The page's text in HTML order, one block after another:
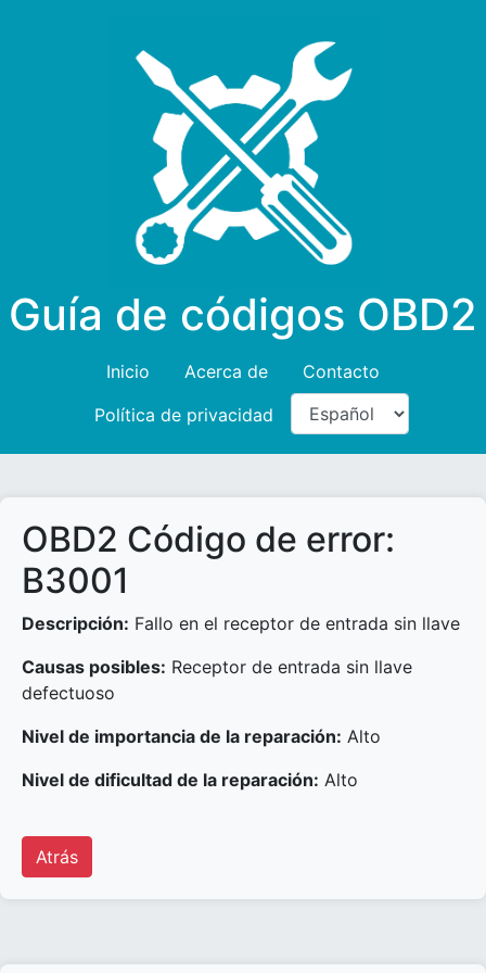
Guía de códigos OBD2
Inicio Acerca de
Contacto
Política de privacidad
OBD2 Código de error:
B3001
Descripción: Fallo en el receptor de entrada sin llave
Causas posibles: Receptor de entrada sin llave
defectuoso
Nivel de importancia de la reparación: Alto
Nivel de dificultad de la reparación: Alto
Atrás